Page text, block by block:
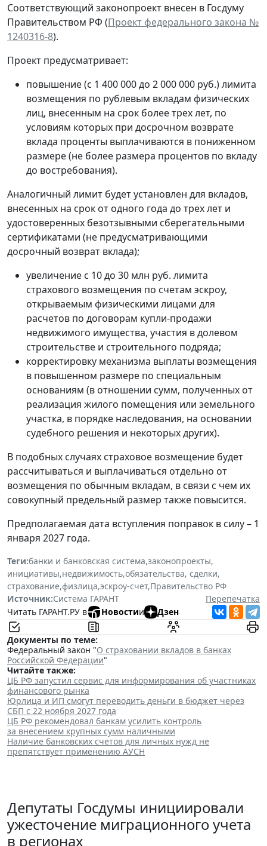
Соответствующий законопроект внесен в Госдуму
Правительством РФ (Проект федерального закона №
1240316-8).
Проект предусматривает:
повышение (с 1 400 000 до 2 000 000 руб.) лимита
возмещения по рублевым вкладам физических
лиц, внесенным на срок более трех лет, по
условиям которых при досрочном возврате
вклада проценты выплачиваются в пониженном
размере (не более размера процентов по вкладу
до востребования).
Аналогичный лимит будет установлен для вкладов,
внесенных на срок от одного года до трех лет и
удостоверенных безотзывными сберегательными
сертификатами (не предусматривающими
досрочный возврат вклада);
увеличение с 10 до 30 млн руб. лимита
страхового возмещения по счетам эскроу,
открываемым физическими лицами для
расчетов по договорам купли-продажи
недвижимого имущества, участия в долевом
строительстве и строительного подряда;
корректировку механизма выплаты возмещения
в повышенном размере по специальным
основаниям (в отношении сумм, полученных от
реализация жилого помещения или земельного
участка, в порядке наследования, на основании
судебного решения и некоторых других).
В подобных случаях страховое возмещение будет
рассчитываться и выплачиваться отдельно от
возмещения по обычным вкладам, в связи с чем их
совокупный предельный размер также повысится.
Предполагаемая дата вступления поправок в силу – 1
января 2027 года.
Теги:банки и банковская система,законопроекты,
инициативы,недвижимость,обязательства, сделки,
страхование,физлица,эскроу-счет,Правительство РФ
Источник:Система ГАРАНТ
Перепечатка
Читать ГАРАНТ.РУ в
Новостии Дзен
Документы по теме:
Федеральный закон "О страховании вкладов в банках
Российской Федерации"
Читайте также:
ЦБ РФ запустил сервис для информирования об участниках
финансового рынка
Юрлица и ИП смогут переводить деньги в бюджет через
СБП с 22 ноября 2027 года
ЦБ РФ рекомендовал банкам усилить контроль
за внесением крупных сумм наличными
Наличие банковских счетов для личных нужд не
препятствует применению АУСН
Депутаты Госдумы инициировали
ужесточение миграционного учета
в регионах